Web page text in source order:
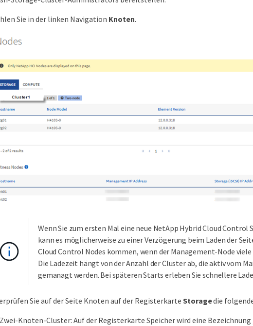
Sie in der linken Navigation Knoten.
Wenn Sie zum ersten Mal eine neue NetApp Hybrid Cloud Control
kann es möglicherweise zu einer Verzögerung beim Laden der
Cloud Control Nodes kommen, wenn der Management-Node
Die Ladezeit hängt von der Anzahl der Cluster ab, die aktiv vom
gemanagt werden. Bei späteren Starts erleben Sie schnellere
Sie auf der Seite Knoten auf der Registerkarte Storagedie
Zwei-Knoten-Cluster: Auf der Registerkarte Speicher wird eine